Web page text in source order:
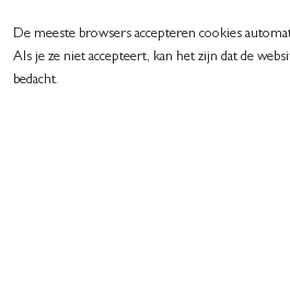
De meeste browsers accepteren cookies
Als je ze niet accepteert, kan het zijn dat de
bedacht.